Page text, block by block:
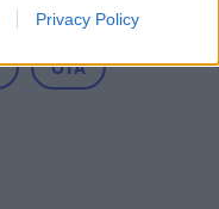
Privacy Policy
ΟΤΑ